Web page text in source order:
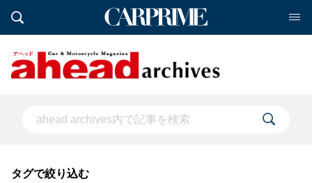
タグで絞り込む